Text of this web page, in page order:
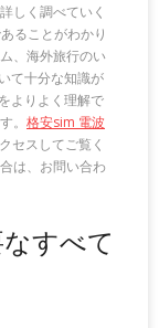
しく調べていく
ることがわかり
、海外旅行のい
て十分な知識が
よりよく理解で
。 格安sim 電波
セスしてご覧く
は、お問い合わ
すべて